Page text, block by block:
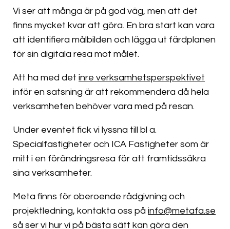
Vi ser att många är på god väg, men att det
finns mycket kvar att göra. En bra start kan vara
att identifiera målbilden och lägga ut färdplanen
för sin digitala resa mot målet.
Att ha med det inre verksamhetsperspektivet
inför en satsning är att rekommendera då hela
verksamheten behöver vara med på resan.
Under eventet fick vi lyssna till bl a.
Specialfastigheter och ICA Fastigheter som är
mitt i en förändringsresa för att framtidssäkra
sina verksamheter.
Meta finns för oberoende rådgivning och
projektledning, kontakta oss på info@metafa.se
så ser vi hur vi på bästa sätt kan göra den